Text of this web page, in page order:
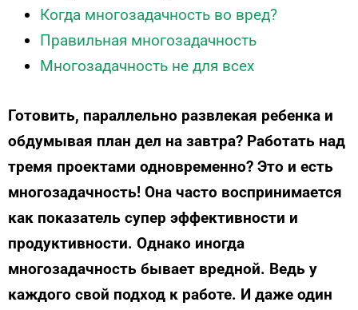
Когда многозадачность во вред?
Правильная многозадачность
Многозадачность не для всех
Готовить, параллельно развлекая ребенка и
обдумывая план дел на завтра? Работать над
тремя проектами одновременно? Это и есть
многозадачность! Она часто воспринимается
как показатель супер эффективности и
продуктивности. Однако иногда
многозадачность бывает вредной. Ведь у
каждого свой подход к работе. И даже один